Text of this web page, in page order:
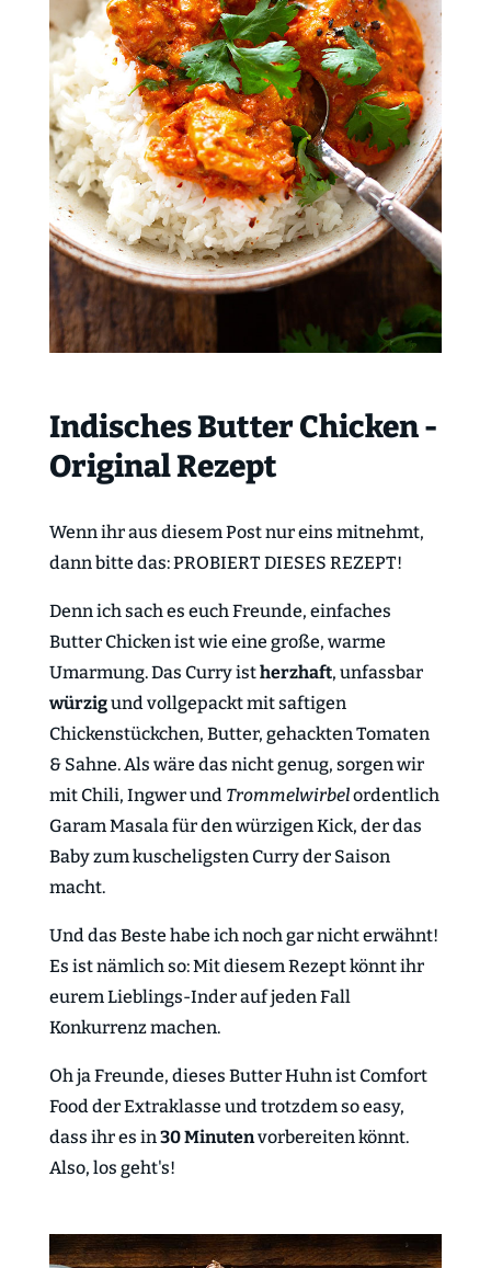
Indisches Butter Chicken -
Original Rezept
Wenn ihr aus diesem Post nur eins mitnehmt,
dann bitte das: PROBIERT DIESES REZEPT!
Denn ich sach es euch Freunde, einfaches
Butter Chicken ist wie eine große, warme
Umarmung. Das Curry istherzhaft, unfassbar
würzigund vollgepackt mit saftigen
Chickenstückchen, Butter, gehackten Tomaten
& Sahne. Als wäre das nicht genug, sorgen wir
mit Chili, Ingwer und Trommelwirbelordentlich
Garam Masala für den würzigen Kick, der das
Baby zum kuscheligsten Curry der Saison
macht.
Und das Beste habe ich noch gar nicht erwähnt!
Es ist nämlich so: Mit diesem Rezept könnt ihr
eurem Lieblings-Inder auf jeden Fall
Konkurrenz machen.
Oh ja Freunde, dieses Butter Huhn ist Comfort
Food der Extraklasse und trotzdem so easy,
dass ihr es in 30 Minutenvorbereiten könnt.
Also, los geht's!